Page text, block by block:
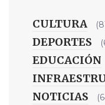
CULTURA
DEPORTES
EDUCACIÓN
NOTICIAS